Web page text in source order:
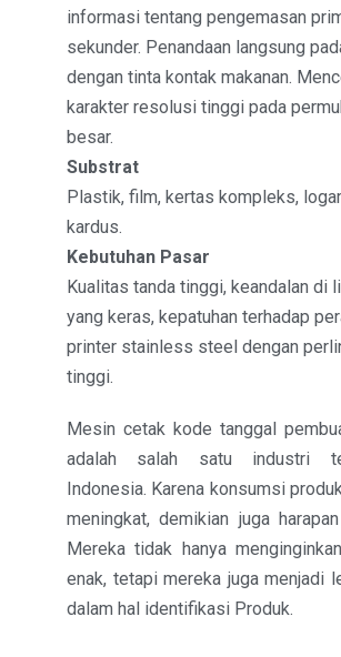
informasi tentang pengemasan
sekunder. Penandaan langsung
dengan tinta kontak makanan.
karakter resolusi tinggi pada
besar.
Substrat
Plastik, film, kertas kompleks,
kardus.
Kebutuhan Pasar
Kualitas tanda tinggi, keandalan di
yang keras, kepatuhan terhadap
printer stainless steel dengan
tinggi.
Mesin cetak kode tanggal
adalah salah satu industri
Indonesia. Karena konsumsi
meningkat, demikian juga
Mereka tidak hanya
enak, tetapi mereka juga menjadi
dalam hal identifikasi Produk.